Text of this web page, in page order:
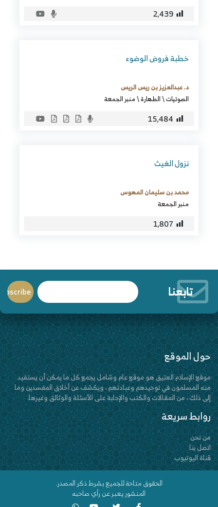
2٬439
خطبة فروض الوضوء
د. عبدالعزيز بن ريس الريس
الصوتيات\الطهارة\منبر الجمعة
15٬484
نزول الغيث
محمد بن سليمان المهوس
منبر الجمعة
1٬807
تابعنا
حول الموقع
موقع الإسلام العتيق هو موقع عام وشامل يجمع كل ما يمكن أن يستفيد
منه المسلمون في توحيدهم وعبادتهم ، ويكشف عن أخلاق المفسدين وما
إلى ذلك ، من المقالات والكتب والإجابة على الأسئلة والوثائق وغيرها.
روابط سريعة
من نحن
اتصل بنا
قناة اليوتيوب
الحقوق متاحة للجميع بشرط ذكر المصدر.
المنشور يعبر عن رأي صاحبه